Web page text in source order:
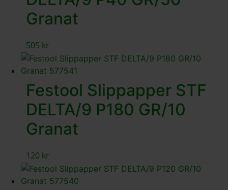
Granat
505 kr
Festool Slippapper STF
DELTA/9 P180 GR/10
Granat
120 kr